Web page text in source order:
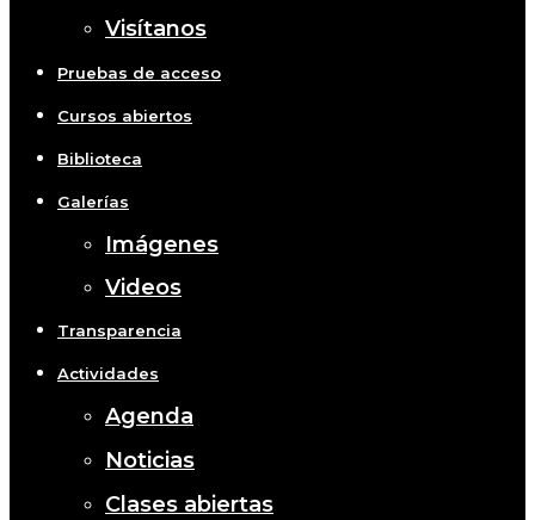
Visítanos
Pruebas de acceso
Cursos abiertos
Biblioteca
Galerías
Imágenes
Videos
Transparencia
Actividades
Agenda
Noticias
Clases abiertas